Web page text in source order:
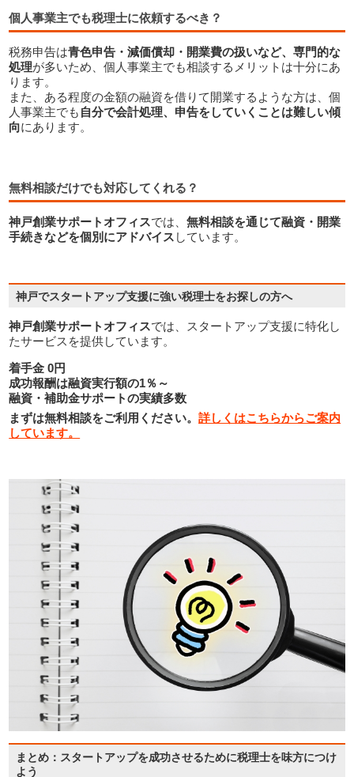
個人事業主でも税理士に依頼するべき？
税務申告は青色申告・減価償却・開業費の扱いなど、専門的な
処理が多いため、個人事業主でも相談するメリットは十分にあ
ります。
また、ある程度の金額の融資を借りて開業するような方は、個
人事業主でも 自分で会計処理、申告をしていくことは難しい傾
向にあります。
無料相談だけでも対応してくれる？
神戸創業サポートオフィスでは、無料相談を通じて融資・開業
手続きなどを個別にアドバイス しています。
神戸創業サポートオフィスでは、スタートアップ支援に特化し
たサービスを提供しています。
着手金 0円
成功報酬は融資実行額の1％～
融資・補助金サポートの実績多数
まずは無料相談をご利用ください。詳しくはこちらからご案内
しています。